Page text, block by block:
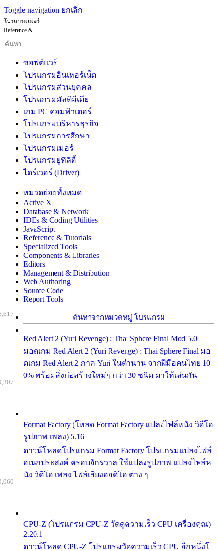
Toggle navigation ยกเลิก
โปรแกรมเมอร์
Reference &...
ซอฟต์แวร์
โปรแกรมอินเทอร์เน็ต
โปรแกรมส่วนบุคคล
โปรแกรมมัลติมีเดีย
เกม PC คอมพิวเตอร์
โปรแกรมบริหารธุรกิจ
โปรแกรมการศึกษา
โปรแกรมเมอร์
โปรแกรมยูทิลิตี้
ไดร์เวอร์ (Driver)
หมวดย่อยทั้งหมด
Active X
Database & Network
IDEs & Coding Utilities
JavaScript
Reference & Tutorials
Specialized Tools
Components & Libraries
Editors
Management & Distribution
Web Authoring
Source Code
Report Tools
ค้นหาจากหมวดหมู่ โปรแกรม
Red Alert 2 (Yuri Revenge) : Thai Sphere Final Mod 5.0
มอดเกม Red Alert 2 (Yuri Revenge) : Thai Sphere Final มอ
ดเกม Red Alert 2 ภาค Yuri ในตำนาน จากฝีมือคนไทย 10
0% พร้อมสิ่งก่อสร้างใหม่ๆ กว่า 30 ชนิด มาให้เล่นกัน
Format Factory (โหลด Format Factory แปลงไฟล์หนัง วิดีโอ
รูปภาพ เพลง) 5.16
ดาวน์โหลดโปรแกรม Format Factory โปรแกรมแปลงไฟล์
อเนกประสงค์ ครอบจักรวาล ใช้แปลงรูปภาพ แปลงไฟล์ห
นัง วิดีโอ เพลง ไฟล์เสียงออดิโอ ต่าง ๆ
CPU-Z (โปรแกรม CPU-Z วัดดูความเร็ว CPU เครื่องคุณ)
2.20.1
ดาวน์โหลด CPU-Z โปรแกรมวัดความเร็ว CPU อีกหนึ่งโ